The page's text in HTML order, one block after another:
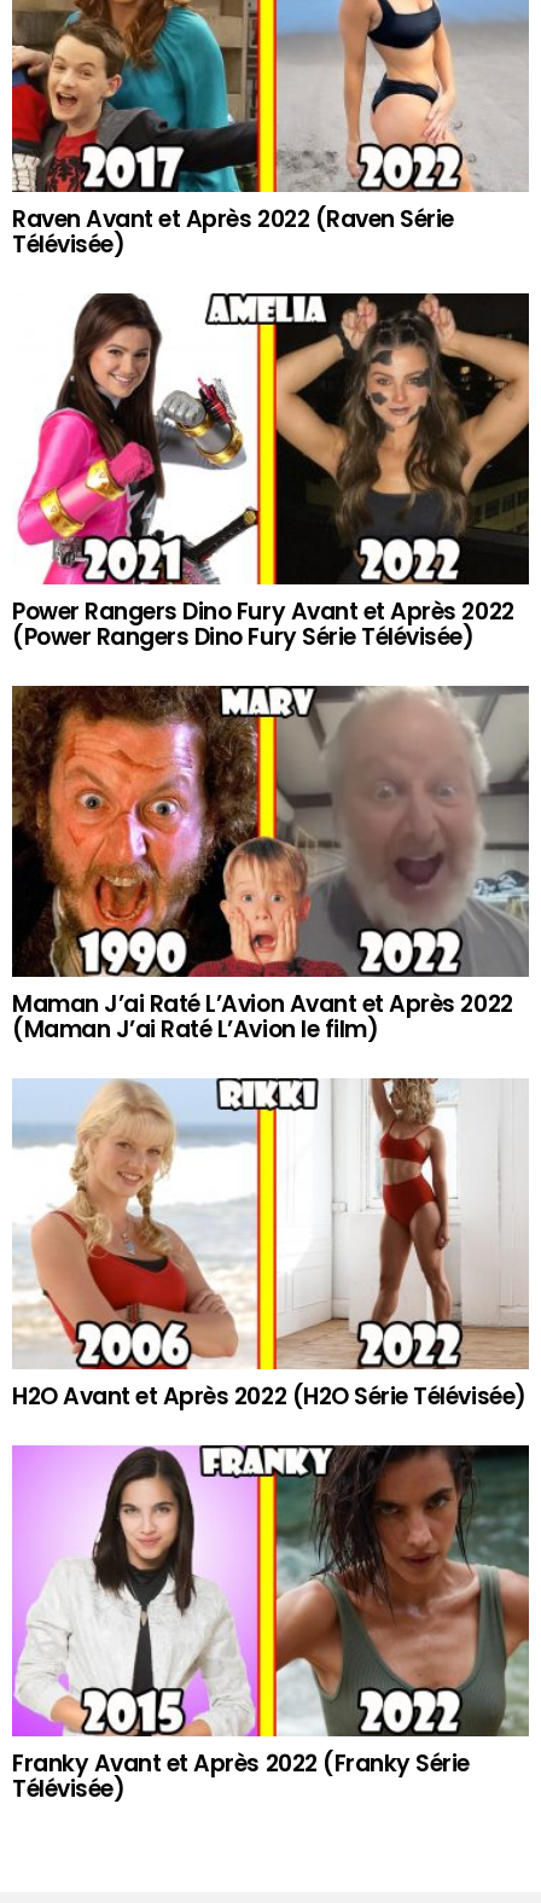
Raven Avant et Après 2022 (Raven Série
Télévisée)
Power Rangers Dino Fury Avant et Après 2022
(Power Rangers Dino Fury Série Télévisée)
Maman J’ai Raté L’Avion Avant et Après 2022
(Maman J’ai Raté L’Avion le film)
H2O Avant et Après 2022 (H2O Série Télévisée)
Franky Avant et Après 2022 (Franky Série
Télévisée)